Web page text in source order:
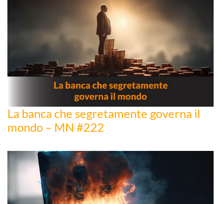
La banca che segretamente governa il
mondo – MN #222